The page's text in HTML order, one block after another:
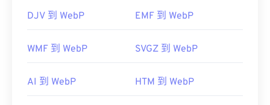
DJV 到 WebP EMF 到 WebP
WMF 到 WebP SVGZ 到 WebP
AI 到 WebP HTM 到 WebP